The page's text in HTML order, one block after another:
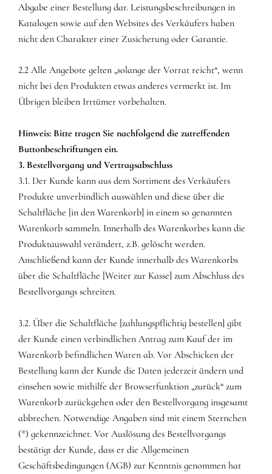
Abgabe einer Bestellung dar. Leistungsbeschreibungen in
Katalogen sowie auf den Websites des Verkäufers haben
nicht den Charakter einer Zusicherung oder Garantie.
2.2 Alle Angebote gelten „solange der Vorrat reicht“, wenn
nicht bei den Produkten etwas anderes vermerkt ist. Im
Übrigen bleiben Irrtümer vorbehalten.
Hinweis: Bitte tragen Sie nachfolgend die zutreffenden
Buttonbeschriftungen ein.
3. Bestellvorgang und Vertragsabschluss
3.1. Der Kunde kann aus dem Sortiment des Verkäufers
Produkte unverbindlich auswählen und diese über die
Schaltfläche [in den Warenkorb] in einem so genannten
Warenkorb sammeln. Innerhalb des Warenkorbes kann die
Produktauswahl verändert, z.B. gelöscht werden.
Anschließend kann der Kunde innerhalb des Warenkorbs
über die Schaltfläche [Weiter zur Kasse] zum Abschluss des
Bestellvorgangs schreiten.
3.2. Über die Schaltfläche [zahlungspflichtig bestellen] gibt
der Kunde einen verbindlichen Antrag zum Kauf der im
Warenkorb befindlichen Waren ab. Vor Abschicken der
Bestellung kann der Kunde die Daten jederzeit ändern und
einsehen sowie mithilfe der Browserfunktion „zurück“ zum
Warenkorb zurückgehen oder den Bestellvorgang insgesamt
abbrechen. Notwendige Angaben sind mit einem Sternchen
(*) gekennzeichnet. Vor Auslösung des Bestellvorgangs
bestätigt der Kunde, dass er die Allgemeinen
Geschäftsbedingungen (AGB) zur Kenntnis genommen hat